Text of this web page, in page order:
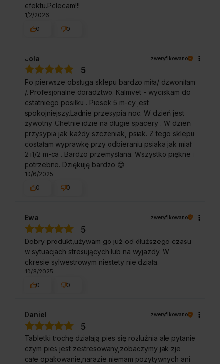
efektu.Polecam!!!
1/2/2026
0
0
Jola zweryfikowano
5
Po pierwsze obsługa sklepu bardzo miła/ dzwoniłam
/. Profesjonalne doradztwo. Kalmvet - wyciskam do
ostatniego posiłku . Piesek 5 m-cy jest
spokojniejszy.Ladnie przesypia noc. W dzień jest
żywotny .Chetnie idzie na długie spacery . W dzień
przysypia jak każdy szczeniak, psiak. Z tego sklepu
dostałam wyprawkę przy odbieraniu psiaka jak miał
2 i1/2 m-ca . Bardzo przemyślana. Wszystko piękne i
potrzebne. Dziękuję bardzo 😊
10/6/2025
0
0
Ewa zweryfikowano
5
Dobry produkt,używam go już od dłuższego czasu
w sytuacjach stresujących lub na wyjazdy. W
okresie sylwestrowym niestety nie działa.
10/3/2025
0
0
Daniel zweryfikowano
5
Tabletki trochę działają pies się rozluźnia ale pytanie
czym pies jest zestresowany,zobaczymy jak zje
całe opakowanie,narazie niemam pozytywnych ani